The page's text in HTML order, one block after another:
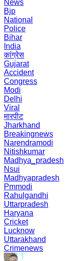
News
Bjp
National
Police
Bihar
India
कांग्रेस
Gujarat
Accident
Congress
Modi
Delhi
Viral
मारपीट
Jharkhand
Breakingnews
Narendramodi
Nitishkumar
Madhya_pradesh
Nsui
Madhyapradesh
Pmmodi
Rahulgandhi
Uttarpradesh
Haryana
Cricket
Lucknow
Uttarakhand
Crimenews